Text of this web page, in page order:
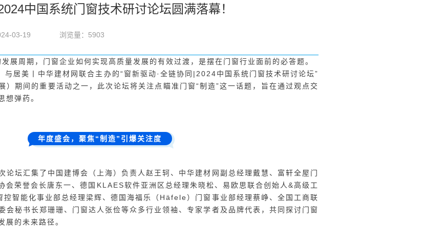
中国系统门窗技术研讨论坛圆满落幕！
03-19 浏览量：5903
展周期，门窗企业如何实现高质量发展的有效过渡，是摆在门窗行业面前的必答题。
居美丨中华建材网联合主办的“窗新驱动·全链协同|2024中国系统门窗技术研讨论坛”
）期间的重要活动之一，此次论坛将关注点瞄准门窗“制造”这一话题，旨在通过观点交
想弹药。
年度盛会，聚焦“制造”引爆关注度
论坛汇集了中国建博会（上海）负责人赵王轲、中华建材网副总经理戴慧、富轩全屋门
会荣誉会长唐东一、德国KLAES软件亚洲区总经理朱晓松、易欧思联合创始人&高级工
控智能化事业部总经理梁辉、德国海福乐（Häfele）门窗事业部经理蔡峥、全国工商联
会秘书长郑珊珊、门窗达人张俭等众多行业领袖、专家学者及品牌代表，共同探讨门窗
展的未来路径。